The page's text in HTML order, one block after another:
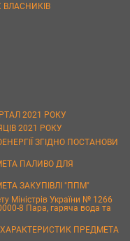
ВЛАСНИКІВ
2021 РОКУ
2021 РОКУ
ЗГІДНО ПОСТАНОВИ
ПАЛИВО ДЛЯ
ЗАКУПІВЛІ "ППМ"
Міністрів України № 1266
8 Пара, гаряча вода та
ПРЕДМЕТА